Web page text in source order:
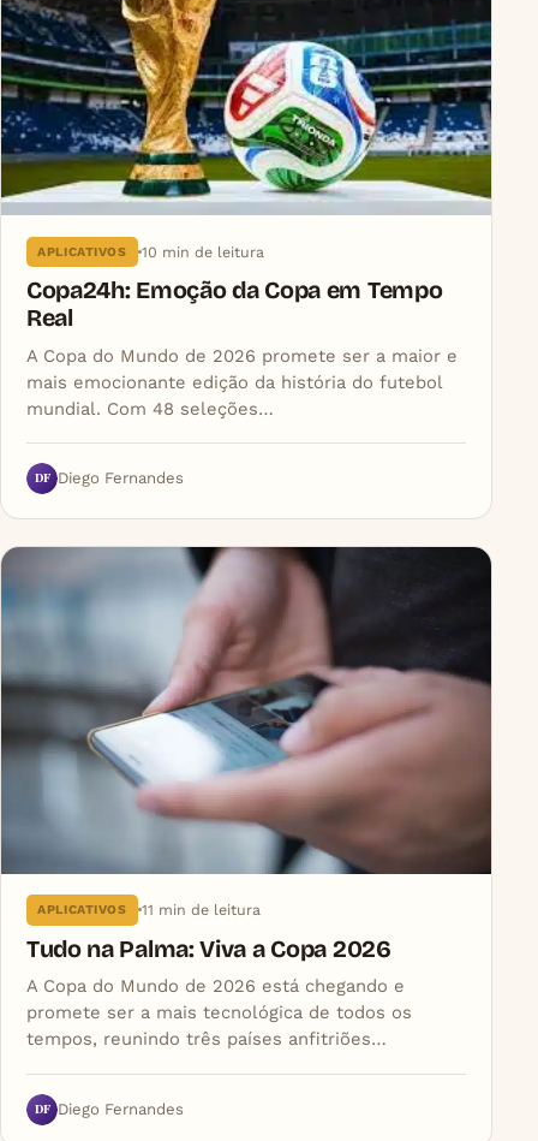
APLICATIVOS 10 min de leitura
Copa24h: Emoção da Copa em Tempo
Real
A Copa do Mundo de 2026 promete ser a maior e
mais emocionante edição da história do futebol
mundial. Com 48 seleções…
DF Diego Fernandes
APLICATIVOS 11 min de leitura
Tudo na Palma: Viva a Copa 2026
A Copa do Mundo de 2026 está chegando e
promete ser a mais tecnológica de todos os
tempos, reunindo três países anfitriões…
DF Diego Fernandes